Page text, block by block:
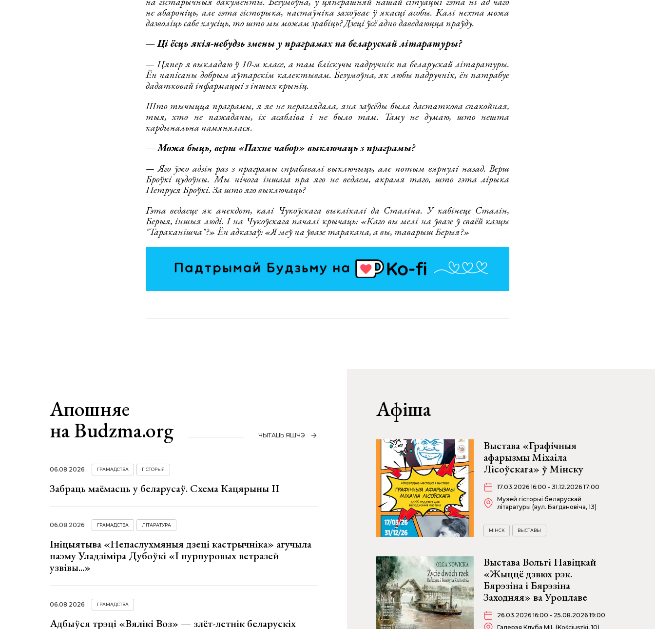
не абароніць, але гэта гісторыка, настаўніка захоўвае ў якасці асобы. Калі нехта можа
дазволіць сабе хлусіць, то што мы можам зрабіць? Дзеці ўсё адно даведаюцца праўду.
— Ці ёсць якія-небудзь змены у праграмах па беларускай літаратуры?
— Цяпер я выкладаю ў 10-м класе, а там бліскучы падручнік па беларускай літаратуры.
Ён напісаны добрым аўтарскім калектывам. Безумоўна, як любы падручнік, ён патрабуе
дадатковай інфармацыі з іншых крыніц.
Што тычыцца праграмы, я яе не пераглядала, яна заўсёды была дастаткова спакойная,
тыя, хто не пажаданы, іх асабліва і не было там. Таму не думаю, што нешта
кардынальна памянялася.
— Можа быць, верш «Пахне чабор» выключаць з праграмы?
— Яго ўжо адзін раз з праграмы спрабавалі выключыць, але потым вярнулі назад. Верш
Броўкі цудоўны. Мы нічога іншага пра яго не ведаем, акрамя таго, што гэта лірыка
Петруся Броўкі. За што яго выключаць?
Гэта ведаеце як анекдот, калі Чукоўскага выклікалі да Сталіна. У кабінеце Сталін,
Берыя, іншыя люді. І на Чукоўскага пачалі крычаць: «Каго вы мелі на ўвазе ў сваёй казцы
"Тараканішча"?» Ён адказаў: «Я меў на ўвазе таракана, а вы, таварыш Берыя?»
Апошняе
на Budzma.org
ЧЫТАЦЬ ЯШЧЭ
06.08.2026 ГРАМАДСТВА ГІСТОРЫЯ
Забраць маёмасць у беларусаў. Схема Кацярыны ІІ
06.08.2026 ГРАМАДСТВА ЛІТАРАТУРА
Ініцыятыва «Непаслухмяныя дзеці кастрычніка» агучыла
паэму Уладзіміра Дубоўкі «І пурпуровых ветразей
узвівы...»
06.08.2026 ГРАМАДСТВА
Адбыўся трэці «Вялікі Воз» — злёт-летнік беларускіх
Афіша
Выстава «Графічныя
афарызмы Міхаіла
Лісоўскага» ў Мінску
17.03.2026 16:00 - 31.12.2026 17:00
Музей гісторыі беларускай
літаратуры (вул. Багдановіча, 13)
МІНСК ВЫСТАВЫ
Выстава Вольгі Навіцкай
«Жыццё дзвюх рэк.
Бярэзіна і Бярэзіна
Заходняя» ва Уроцлаве
26.03.2026 16:00 - 25.08.2026 19:00
Галерэя Клуба MiL (Kościuszki, 10)